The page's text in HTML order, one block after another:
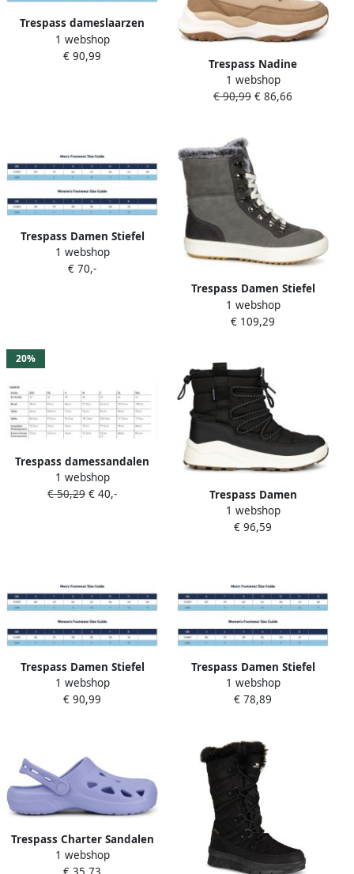
Trespass dameslaarzen
Evelyn sneeuwlaars Zwart
1 webshop
€ 90,99
Trespass Nadine
Sneeuwlaarzen Beige
Vrouw
1 webshop
€ 90,99 € 86,66
Trespass Damen Stiefel
Belle Walking Boot Beige
1 webshop
€ 70,-
Trespass Damen Stiefel
Korinna Lace Up Boot Grey
1 webshop
€ 109,29
20%
Trespass damessandalen
Beachie Damessandaal
1 webshop
€ 50,29 € 40,-
Trespass Damen
Winterschuhe Indie
Snowboot Black
1 webshop
€ 96,59
Trespass Damen Stiefel
Evelyn Snowboot Stone
1 webshop
€ 90,99
Trespass Damen Stiefel
Mitzi Hiking Boot Grey
1 webshop
€ 78,89
Trespass Charter Sandalen
Paars
1 webshop